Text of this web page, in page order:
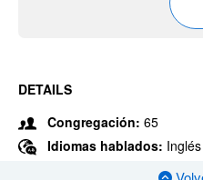
DETAILS
Congregación: 65
Idiomas hablados: Inglés